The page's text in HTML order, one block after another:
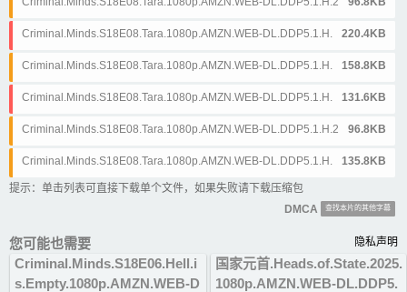
简体.srt
Criminal.Minds.S18E08.Tara.1080p.AMZN.WEB-DL.DDP5.1.H.264-NTb.
繁体&英文.ass
220.4KB
Criminal.Minds.S18E08.Tara.1080p.AMZN.WEB-DL.DDP5.1.H.264-NTb.
繁体&英文.srt
158.8KB
Criminal.Minds.S18E08.Tara.1080p.AMZN.WEB-DL.DDP5.1.H.264-NTb.
繁体.ass
131.6KB
Criminal.Minds.S18E08.Tara.1080p.AMZN.WEB-DL.DDP5.1.H.264-NTb.
繁体.srt
96.8KB
Criminal.Minds.S18E08.Tara.1080p.AMZN.WEB-DL.DDP5.1.H.264-NTb.
英文.srt
135.8KB
提示：单击列表可直接下载单个文件，如果失败请下载压缩包
DMCA
查找本片的其他字幕
您可能也需要 隐私声明
Criminal.Minds.S18E06.Hell.i
s.Empty.1080p.AMZN.WEB-D
国家元首.Heads.of.State.2025.
1080p.AMZN.WEB-DL.DDP5.